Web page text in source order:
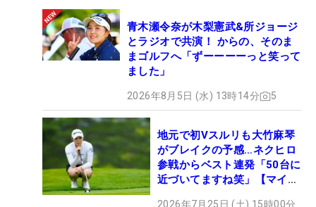
青木瀬令奈が木梨憲武&所ジョージ
とラジオで共演！ からの、そのま
まゴルフへ「ずーーーーっと笑って
ました」
2026年8月5日 (水) 13時14分 5
地元で初Vスルリも大竹麻琴
がブレイクの予感…ネクヒロ
参戦からベスト連発「50台に
近づいてますね笑」【マイナ
2026年7月25日 (土) 15時00分